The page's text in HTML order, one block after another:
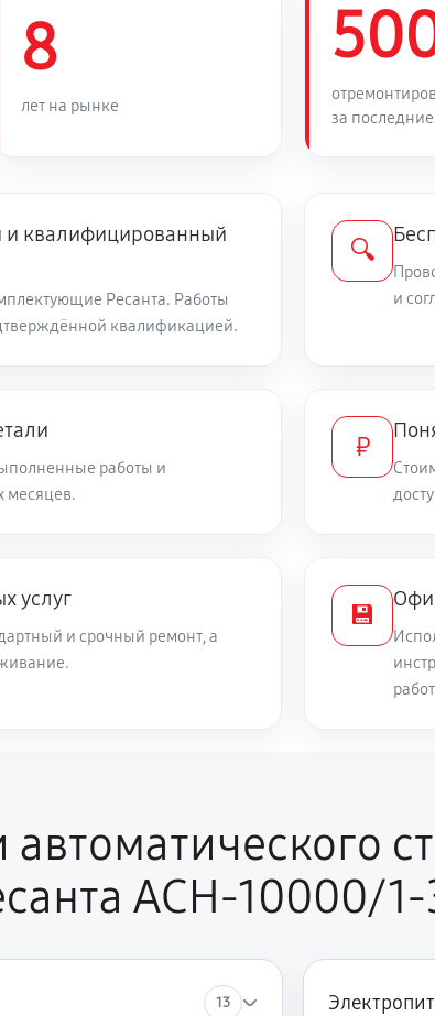
реле 1440 руб
1170 руб
(вмятины, трещины) 1080 руб
540 руб
720 руб
стабилизации 2700 руб
1080 руб
8
лет на рынке
за
и квалифицированный
Ресанта. Работы
квалификацией.
🔍
и
работы и
месяцев.
₽
услуг
и срочный ремонт, а
💾
АСН-10000/
13